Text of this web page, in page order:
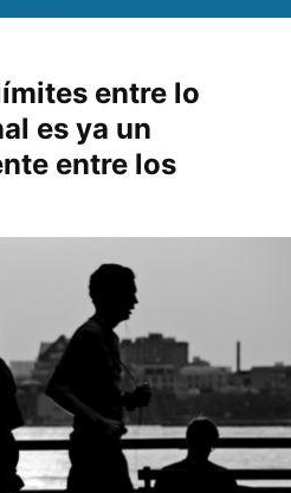
entre lo
es ya un
entre los